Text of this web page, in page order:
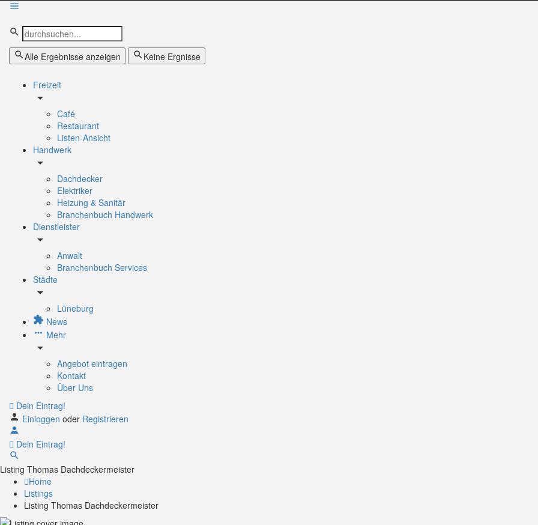
Alle Ergebnisse anzeigen Keine Ergnisse
Freizeit
Café
Restaurant
Listen-Ansicht
Handwerk
Dachdecker
Elektriker
Heizung & Sanitär
Branchenbuch Handwerk
Dienstleister
Anwalt
Branchenbuch Services
Städte
Lüneburg
News
Mehr
Angebot eintragen
Kontakt
Über Uns
Dein Eintrag!
Einloggen oder Registrieren
Dein Eintrag!
Listing Thomas Dachdeckermeister
Home
Listings
Listing Thomas Dachdeckermeister